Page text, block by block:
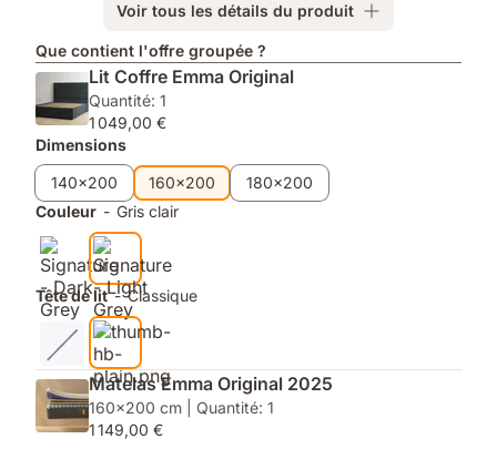
confort
luxueux
gamme
inclus
avec
finition
haut
de
gamme
Voir tous les détails du produit
Que contient l'offre groupée ?
Lit Coffre Emma Original
Quantité: 1
1 049,00 €
Dimensions
140x200
160x200
180x200
Couleur - Gris clair
Tête de lit - Classique
Matelas Emma Original 2025
160x200 cm | Quantité: 1
1 149,00 €